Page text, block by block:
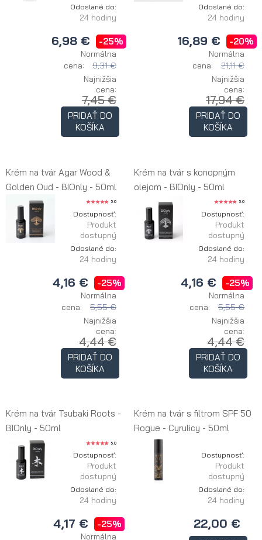
Odoslané do:
24 hodiny
6,98 € -25%
Normálna
cena:
9,31 €
Najnižšia
cena:
7,45 €
PRIDAŤ DO
KOŠÍKA
Odoslané do:
24 hodiny
16,89 € -20%
Normálna
cena:
21,11 €
Najnižšia
cena:
17,94 €
PRIDAŤ DO
KOŠÍKA
Krém na tvár Agar Wood &
Golden Oud - BIOnly - 50ml
5.0
Dostupnosť:
Produkt
dostupný
Odoslané do:
24 hodiny
4,16 € -25%
Normálna
cena:
5,55 €
Najnižšia
cena:
4,44 €
PRIDAŤ DO
KOŠÍKA
Krém na tvár s konopným
olejom - BIOnly - 50ml
5.0
Dostupnosť:
Produkt
dostupný
Odoslané do:
24 hodiny
4,16 € -25%
Normálna
cena:
5,55 €
Najnižšia
cena:
4,44 €
PRIDAŤ DO
KOŠÍKA
Krém na tvár Tsubaki Roots -
BIOnly - 50ml
5.0
Dostupnosť:
Produkt
dostupný
Odoslané do:
24 hodiny
4,17 € -25%
Normálna
Krém na tvár s filtrom SPF 50
Rogue - Cyrulicy - 50ml
Dostupnosť:
Produkt
dostupný
Odoslané do:
24 hodiny
22,00 €